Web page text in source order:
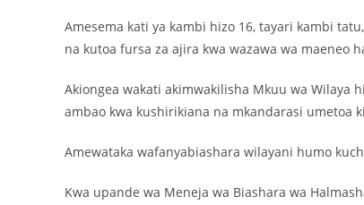
Amesema kati ya kambi hizo 16, tayari kambi
na kutoa fursa za ajira kwa wazawa wa maeneo
Akiongea wakati akimwakilisha Mkuu wa Wilaya
ambao kwa kushirikiana na mkandarasi umetoa
Amewataka wafanyabiashara wilayani humo
Kwa upande wa Meneja wa Biashara wa